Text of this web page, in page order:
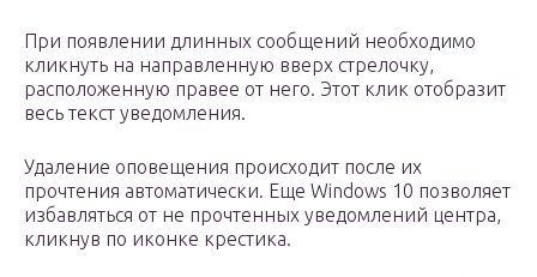
При появлении длинных сообщений необходимо
кликнуть на направленную вверх стрелочку,
расположенную правее от него. Этот клик отобразит
весь текст уведомления.
Удаление оповещения происходит после их
прочтения автоматически. Еще Windows 10 позволяет
избавляться от не прочтенных уведомлений центра,
кликнув по иконке крестика.